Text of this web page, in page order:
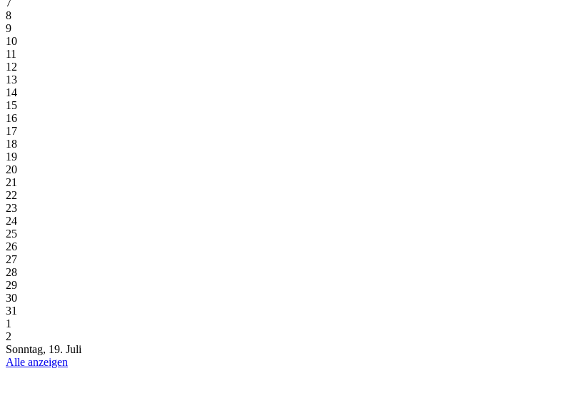
7
8
9
10
11
12
13
14
15
16
17
18
19
20
21
22
23
24
25
26
27
28
29
30
31
1
2
Sonntag, 19. Juli
Alle anzeigen